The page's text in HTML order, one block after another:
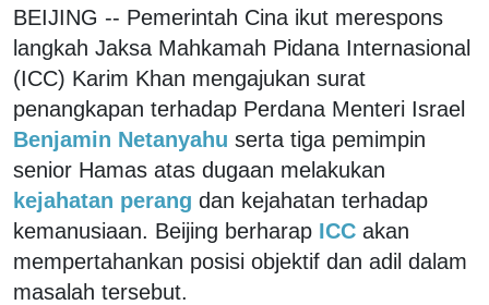
BEIJING -- Pemerintah Cina ikut merespons
langkah Jaksa Mahkamah Pidana Internasional
(ICC) Karim Khan mengajukan surat
penangkapan terhadap Perdana Menteri Israel
Benjamin Netanyahu serta tiga pemimpin
senior Hamas atas dugaan melakukan
kejahatan perang dan kejahatan terhadap
kemanusiaan. Beijing berharap ICC akan
mempertahankan posisi objektif dan adil dalam
masalah tersebut.